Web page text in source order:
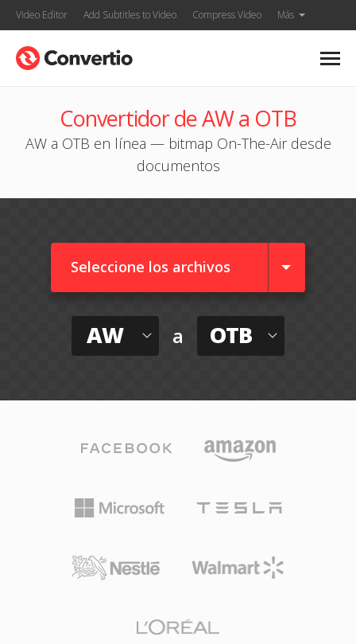
Video Editor Add Subtitles to Video Compress Video Más
Convertidor de AW a OTB
AW a OTB en línea — bitmap On-The-Air desde
documentos
Seleccione los archivos
AW a OTB